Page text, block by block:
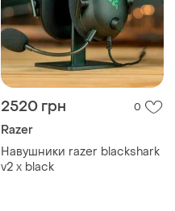
2520 грн 0
Razer
Навушники razer blackshark
v2 x black